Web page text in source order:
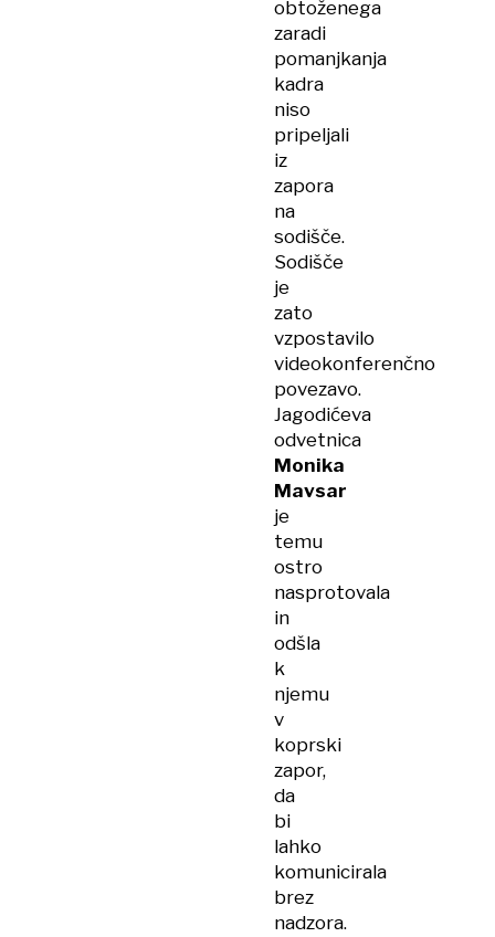
obtoženega
zaradi
pomanjkanja
kadra
niso
pripeljali
iz
zapora
na
sodišče.
Sodišče
je
zato
vzpostavilo
videokonferenčno
povezavo.
Jagodićeva
odvetnica
Monika
Mavsar
je
temu
ostro
nasprotovala
in
odšla
k
njemu
v
koprski
zapor,
da
bi
lahko
komunicirala
brez
nadzora.